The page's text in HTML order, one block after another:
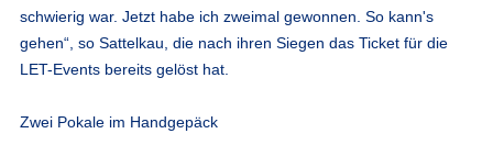
schwierig war. Jetzt habe ich zweimal gewonnen. So kann's
gehen“, so Sattelkau, die nach ihren Siegen das Ticket für die
LET-Events bereits gelöst hat.
Zwei Pokale im Handgepäck